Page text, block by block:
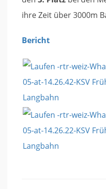
ihre Zeit über 3000m
Bericht